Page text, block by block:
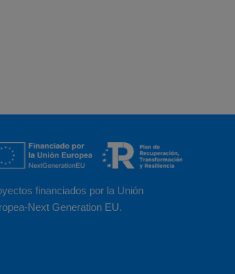
financiados por la Unión
Next Generation EU.